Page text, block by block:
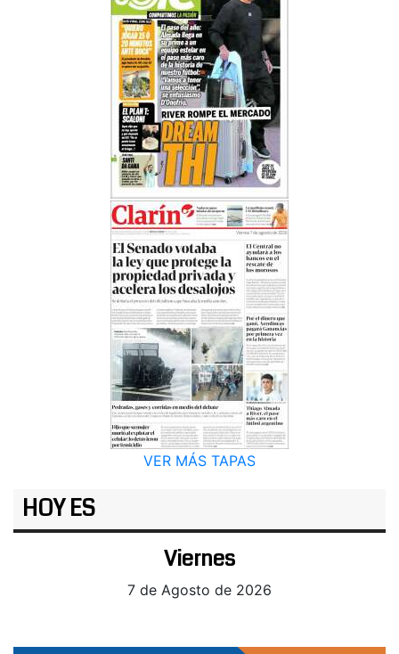
VER MÁS TAPAS
HOY ES
Viernes
7 de Agosto de 2026